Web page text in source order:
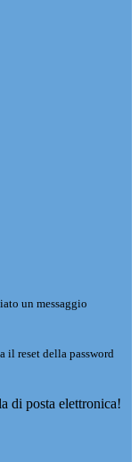
un messaggio
il reset della password
di posta elettronica!